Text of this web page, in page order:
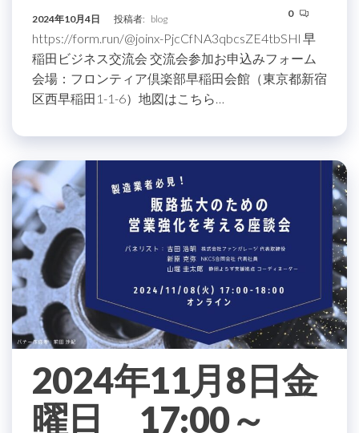
2024年10月4日 投稿者: blog 0
https://form.run/@joinx-PjcCfNA3qbcsZE4tbSHl 早
稲田ビジネス交流会 交流会参加お申込みフォーム
会場：フロンティア倶楽部早稲田会館（東京都新宿
区西早稲田1-1-6）地図はこちら…
2024年11月8日金
曜日 17:00～